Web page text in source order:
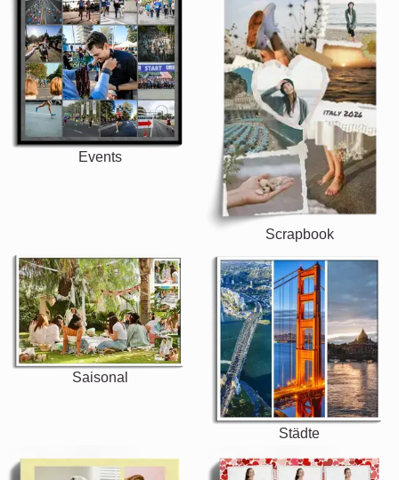
Events
Scrapbook
Saisonal
Städte